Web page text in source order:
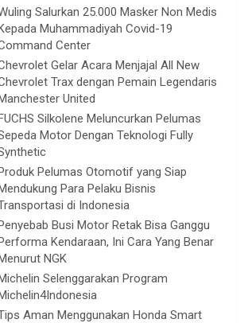
Salurkan 25.000 Masker Non Medis
Muhammadiyah Covid-19
Center
Gelar Acara Menjajal All New
Trax dengan Pemain Legendaris
United
Silkolene Meluncurkan Pelumas
Motor Dengan Teknologi Fully
Pelumas Otomotif yang Siap
Para Pelaku Bisnis
di Indonesia
Busi Motor Retak Bisa Ganggu
Kendaraan, Ini Cara Yang Benar
NGK
Selenggarakan Program
Aman Menggunakan Honda Smart